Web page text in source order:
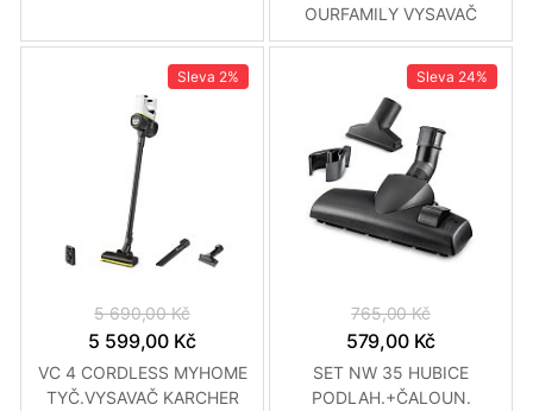
OURFAMILY VYSAVAČ
KARCHER
Sleva 2%
5 690,00 Kč
5 599,00 Kč
VC 4 CORDLESS MYHOME
TYČ.VYSAVAČ KARCHER
Sleva 24%
765,00 Kč
579,00 Kč
SET NW 35 HUBICE
PODLAH.+ČALOUN.